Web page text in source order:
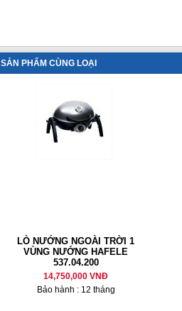
SẢN PHẨM CÙNG LOẠI
LÒ NƯỚNG NGOÀI TRỜI 1
VÙNG NƯỚNG HAFELE
537.04.200
14,750,000 VNĐ
Bảo hành : 12 tháng